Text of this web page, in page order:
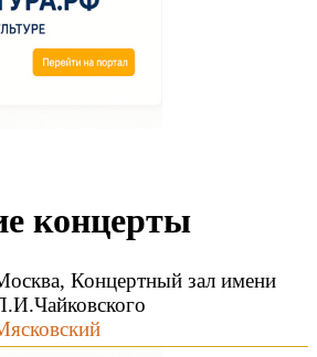
концерты
Концертный зал имени